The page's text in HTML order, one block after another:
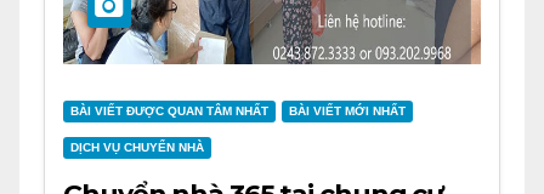
BÀI VIẾT ĐƯỢC QUAN TÂM NHẤT BÀI VIẾT MỚI NHẤT
DỊCH VỤ CHUYỂN NHÀ